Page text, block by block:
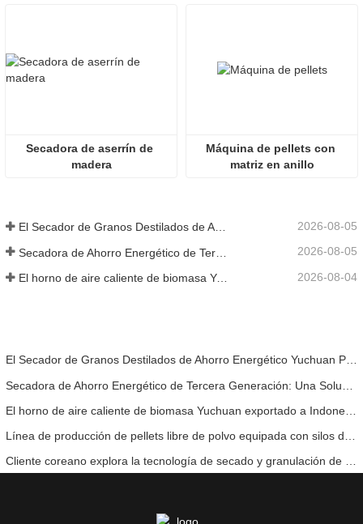
Secadora de aserrín de
madera
Máquina de pellets con
matriz en anillo
El Secador de Granos Destilados de Ahorro Energético Yuchuan Proporciona una Solución Eficiente para el Procesamiento de Materiales con Alta Humedad 2026-08-05
2026-08-05
El horno de aire caliente de biomasa Yuchuan exportado a Indonesia proporciona un suministro de calor eficiente y estable para sistemas de secado 2026-08-04
El Secador de Granos Destilados de Ahorro Energético Yuchuan Proporciona una Solución Eficiente para el Procesamiento de Materiales con Alta Humedad
Cliente coreano explora la tecnología de secado y granulación de estiércol de pollo